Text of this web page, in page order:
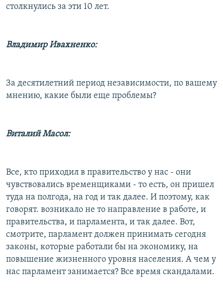
столкнулись за эти 10 лет.
Владимир Ивахненко:
За десятилетний период независимости, по вашему
мнению, какие были еще проблемы?
Виталий Масол:
Все, кто приходил в правительство у нас - они
чувствовались временщиками - то есть, он пришел
туда на полгода, на год и так далее. И поэтому, как
говорят. возникало не то направление в работе, и
правительства, и парламента, и так далее. Вот,
смотрите, парламент должен принимать сегодня
законы, которые работали бы на экономику, на
повышение жизненного уровня населения. А чем у
нас парламент занимается? Все время скандалами.